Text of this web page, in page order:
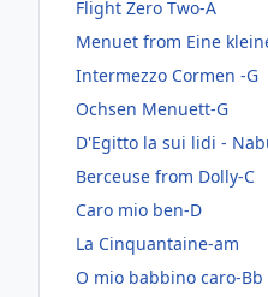
Flight Zero Two-A
Menuet from Eine
Intermezzo Cormen -G
Ochsen Menuett-G
D'Egitto la sui lidi -
Berceuse from Dolly-C
Caro mio ben-D
La Cinquantaine-am
O mio babbino caro-Bb